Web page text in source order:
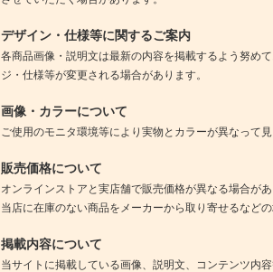
デザイン・仕様等に関するご案内
各商品画像・説明文は最新の内容を掲載するよう努め
ジ・仕様等が変更される場合があります。
画像・カラーについて
ご使用のモニタ環境等により実物とカラーが異なって
販売価格について
オンラインストアと実店舗で販売価格が異なる場合が
当店に在庫のない商品をメーカーから取り寄せるなど
掲載内容について
当サイトに掲載している画像、説明文、コンテンツ内